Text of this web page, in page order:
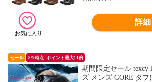
詳
セール 8/9時点_ポイント最大11倍
期間限定セール texcy
ズ メンズ GORE タフ